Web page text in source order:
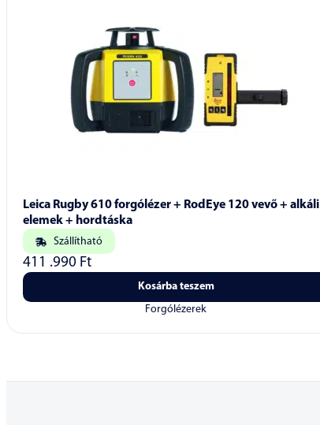
Leica Rugby 610 forgólézer + RodEye 120 vevő + alkáli
elemek + hordtáska
Szállítható
411 .990 Ft
Kosárba teszem
Forgólézerek